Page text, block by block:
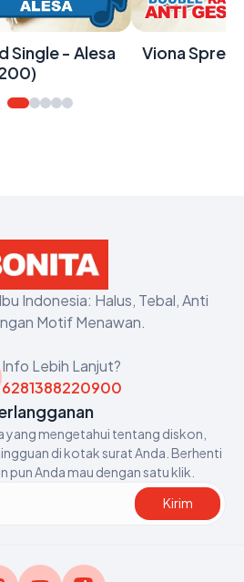
Single - Alesa
Viona Sprei
Indonesia: Halus, Tebal, Anti
Motif Menawan.
Info Lebih Lanjut?
6281388220900
yang mengetahui tentang diskon,
di kotak surat Anda. Berhenti
pun Anda mau dengan satu klik.
Kirim